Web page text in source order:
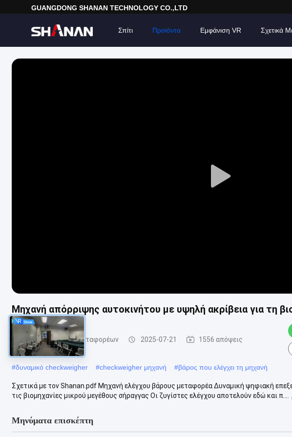
GUANGDONG SHANAN TECHNOLOGY CO.,LTD
Σπίτι Προϊόντα Εμφάνιση VR Σχετικά
Play
Μηχανή απόρριψης αυτοκινήτου με υψηλή ακρίβεια για τη
Ελεγκτής βάρους μεταφορέων 2025-07-21 1556 απόψεις
#δυναμικό checkweigher #checkweigher μηχανή #βάρος που ελέγχει τη μηχανή
Σχετικά με τον Shanan.pdf Μηχανή ελέγχου βάρους μεταφορέα Δυναμική ψηφιακή
τις βιομηχανίες μικρού μεγέθους σήραγγας Οι ζυγίστες ελέγχου αποτελούν εδώ και π....
Μηνύματα επισκέπτη